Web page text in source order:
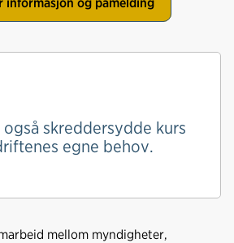
e
o
k
d
t
skreddersydde kurs
egne behov.
mellom myndigheter,